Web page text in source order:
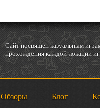
Cайт посвящен казуальным
прохождения каждой локации
Обзоры Блог